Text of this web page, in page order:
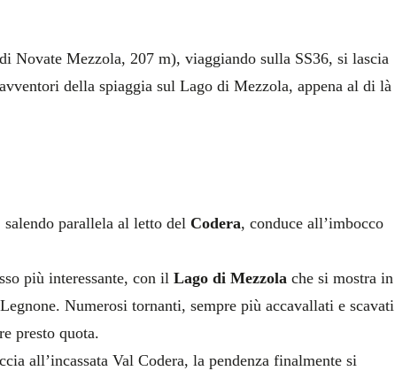
Novate Mezzola, 207 m), viaggiando sulla SS36, si lascia
della spiaggia sul Lago di Mezzola, appena al di là
parallela al letto del Codera, conduce all’imbocco
più interessante, con il Lago di Mezzola che si mostra in
Numerosi tornanti, sempre più accavallati e scavati
presto quota.
all’incassata Val Codera, la pendenza finalmente si